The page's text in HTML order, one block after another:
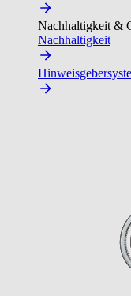
Nachhaltigkeit &
Nachhaltigkeit